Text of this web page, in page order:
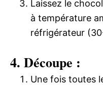
Laissez le
à température
réfrigérateur
4. Découpe :
Une fois toutes